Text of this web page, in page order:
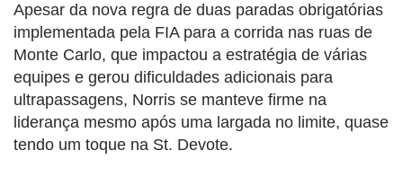
Apesar da nova regra de duas paradas obrigatórias
implementada pela FIA para a corrida nas ruas de
Monte Carlo, que impactou a estratégia de várias
equipes e gerou dificuldades adicionais para
ultrapassagens, Norris se manteve firme na
liderança mesmo após uma largada no limite, quase
tendo um toque na St. Devote.